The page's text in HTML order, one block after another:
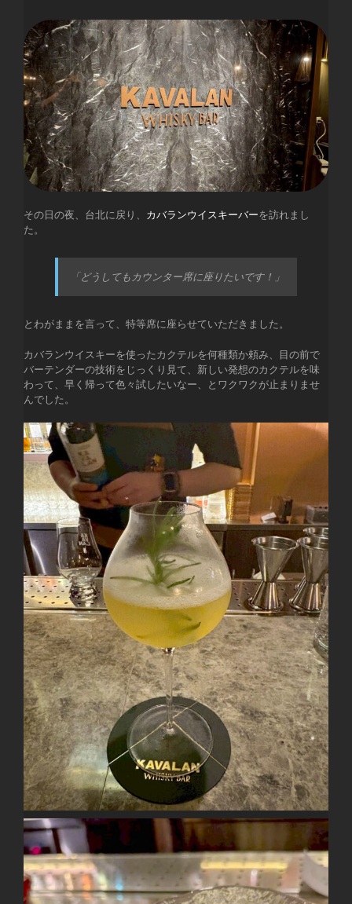
その日の夜、台北に戻り、 カバランウイスキーバーを訪れまし
た。
「どうしてもカウンター席に座りたいです！」
とわがままを言って、特等席に座らせていただきました。
カバランウイスキーを使ったカクテルを何種類か頼み、目の前で
バーテンダーの技術をじっくり見て、新しい発想のカクテルを味
わって、早く帰って色々試したいなー、とワクワクが止まりませ
んでした。